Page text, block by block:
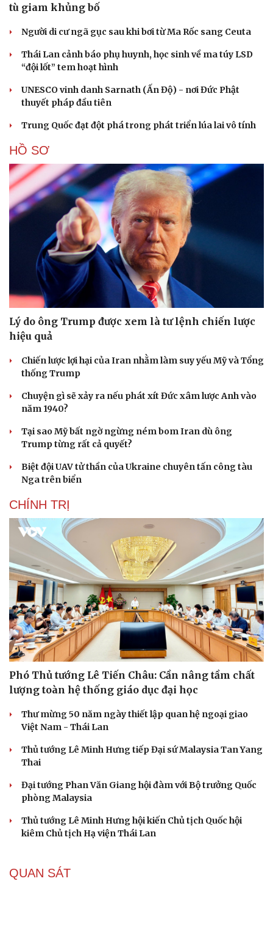
Cải chính
tù giam khủng bố
Người di cư ngã gục sau khi bơi từ Ma Rốc sang Ceuta
Thái Lan cảnh báo phụ huynh, học sinh về ma túy LSD
“đội lốt” tem hoạt hình
UNESCO vinh danh Sarnath (Ấn Độ) - nơi Đức Phật
thuyết pháp đầu tiên
Trung Quốc đạt đột phá trong phát triển lúa lai vô tính
HỒ SƠ
Lý do ông Trump được xem là tư lệnh chiến lược
hiệu quả
Chiến lược lợi hại của Iran nhằm làm suy yếu Mỹ và Tổng
thống Trump
Chuyện gì sẽ xảy ra nếu phát xít Đức xâm lược Anh vào
năm 1940?
Tại sao Mỹ bất ngờ ngừng ném bom Iran dù ông
Trump từng rất cả quyết?
Biệt đội UAV tử thần của Ukraine chuyên tấn công tàu
Nga trên biển
CHÍNH TRỊ
Phó Thủ tướng Lê Tiến Châu: Cần nâng tầm chất
lượng toàn hệ thống giáo dục đại học
Thư mừng 50 năm ngày thiết lập quan hệ ngoại giao
Việt Nam - Thái Lan
Thủ tướng Lê Minh Hưng tiếp Đại sứ Malaysia Tan Yang
Thai
Đại tướng Phan Văn Giang hội đàm với Bộ trưởng Quốc
phòng Malaysia
Thủ tướng Lê Minh Hưng hội kiến Chủ tịch Quốc hội
kiêm Chủ tịch Hạ viện Thái Lan
QUAN SÁT